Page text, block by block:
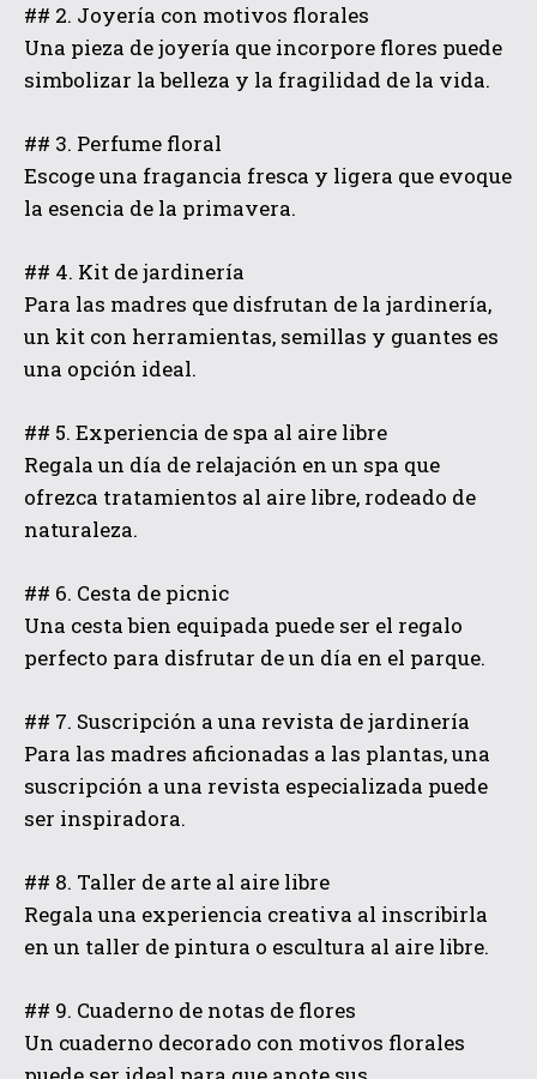
## 2. Joyería con motivos florales
Una pieza de joyería que incorpore flores puede
simbolizar la belleza y la fragilidad de la vida.
## 3. Perfume floral
Escoge una fragancia fresca y ligera que evoque
la esencia de la primavera.
## 4. Kit de jardinería
Para las madres que disfrutan de la jardinería,
un kit con herramientas, semillas y guantes es
una opción ideal.
## 5. Experiencia de spa al aire libre
Regala un día de relajación en un spa que
ofrezca tratamientos al aire libre, rodeado de
naturaleza.
## 6. Cesta de picnic
Una cesta bien equipada puede ser el regalo
perfecto para disfrutar de un día en el parque.
## 7. Suscripción a una revista de jardinería
Para las madres aficionadas a las plantas, una
suscripción a una revista especializada puede
ser inspiradora.
## 8. Taller de arte al aire libre
Regala una experiencia creativa al inscribirla
en un taller de pintura o escultura al aire libre.
## 9. Cuaderno de notas de flores
Un cuaderno decorado con motivos florales